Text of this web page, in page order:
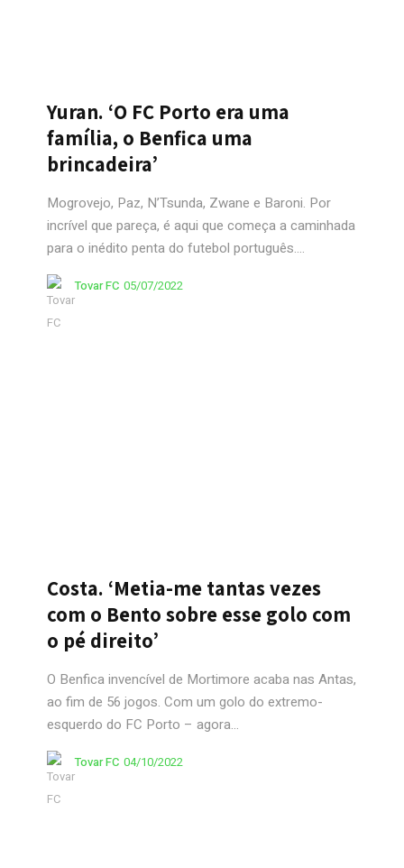
Yuran. ‘O FC Porto era uma
família, o Benfica uma
brincadeira’
Mogrovejo, Paz, N’Tsunda, Zwane e Baroni. Por
incrível que pareça, é aqui que começa a caminhada
para o inédito penta do futebol português....
Tovar FC 05/07/2022
Costa. ‘Metia-me tantas vezes
com o Bento sobre esse golo com
o pé direito’
O Benfica invencível de Mortimore acaba nas Antas,
ao fim de 56 jogos. Com um golo do extremo-
esquerdo do FC Porto – agora...
Tovar FC 04/10/2022